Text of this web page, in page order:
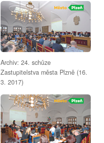
Archiv: 24. schůze
Zastupitelstva města Plzně (16.
3. 2017)